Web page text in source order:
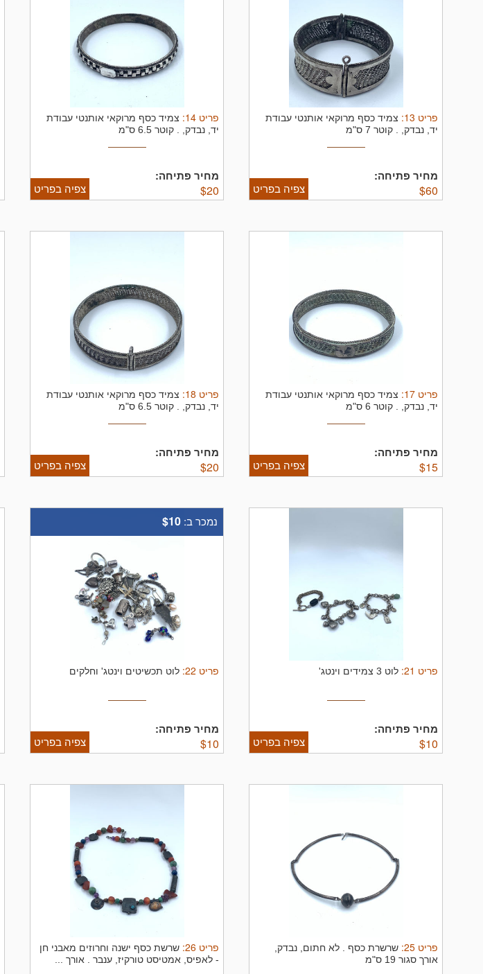
פריט 13
: צמיד כסף מרוקאי אותנטי עבודת
יד, נבדק, . קוטר 7 ס"מ
מחיר פתיחה:
$60 צפיה בפריט
פריט 14
: צמיד כסף מרוקאי אותנטי עבודת
יד, נבדק, . קוטר 6.5 ס"מ
מחיר פתיחה:
$20 צפיה בפריט
פריט 17
: צמיד כסף מרוקאי אותנטי עבודת
יד, נבדק, . קוטר 6 ס"מ
מחיר פתיחה:
$15 צפיה בפריט
פריט 18
: צמיד כסף מרוקאי אותנטי עבודת
יד, נבדק, . קוטר 6.5 ס"מ
מחיר פתיחה:
$20 צפיה בפריט
פריט 21
: לוט 3 צמידים וינטג'
מחיר פתיחה:
$10 צפיה בפריט
נמכר ב: $10
פריט 22
: לוט תכשיטים וינטג' וחלקים
מחיר פתיחה:
$10 צפיה בפריט
פריט 25
: שרשרת כסף . לא חתום, נבדק,
אורך סגור 19 ס"מ
פריט 26
: שרשת כסף ישנה וחרוזים מאבני חן
- לאפיס, אמטיסט טורקיז, ענבר . אורך ...